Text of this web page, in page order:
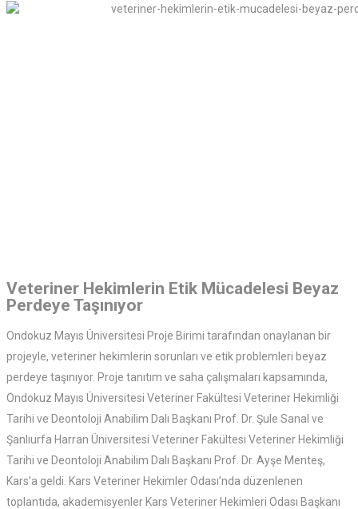
Veteriner Hekimlerin Etik Mücadelesi Beyaz
Perdeye Taşınıyor
Ondokuz Mayıs Üniversitesi Proje Birimi tarafından onaylanan bir
projeyle, veteriner hekimlerin sorunları ve etik problemleri beyaz
perdeye taşınıyor. Proje tanıtım ve saha çalışmaları kapsamında,
Ondokuz Mayıs Üniversitesi Veteriner Fakültesi Veteriner Hekimliği
Tarihi ve Deontoloji Anabilim Dalı Başkanı Prof. Dr. Şule Sanal ve
Şanlıurfa Harran Üniversitesi Veteriner Fakültesi Veteriner Hekimliği
Tarihi ve Deontoloji Anabilim Dalı Başkanı Prof. Dr. Ayşe Menteş,
Kars'a geldi. Kars Veteriner Hekimler Odası’nda düzenlenen
toplantıda, akademisyenler Kars Veteriner Hekimleri Odası Başkanı